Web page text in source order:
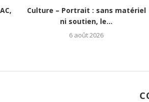
Portrait : Cena Toth, un
rappeur déterminé...